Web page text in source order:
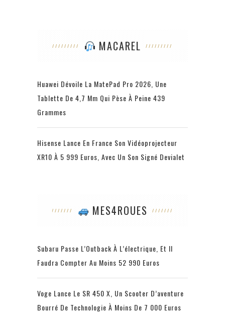
MACAREL
Huawei Dévoile La MatePad Pro 2026, Une
Tablette De 4,7 Mm Qui Pèse À Peine 439
Grammes
Hisense Lance En France Son Vidéoprojecteur
XR10 À 5 999 Euros, Avec Un Son Signé Devialet
MES4ROUES
Subaru Passe L’Outback À L’électrique, Et Il
Faudra Compter Au Moins 52 990 Euros
Voge Lance Le SR 450 X, Un Scooter D’aventure
Bourré De Technologie À Moins De 7 000 Euros